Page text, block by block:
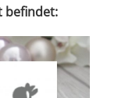
befindet: